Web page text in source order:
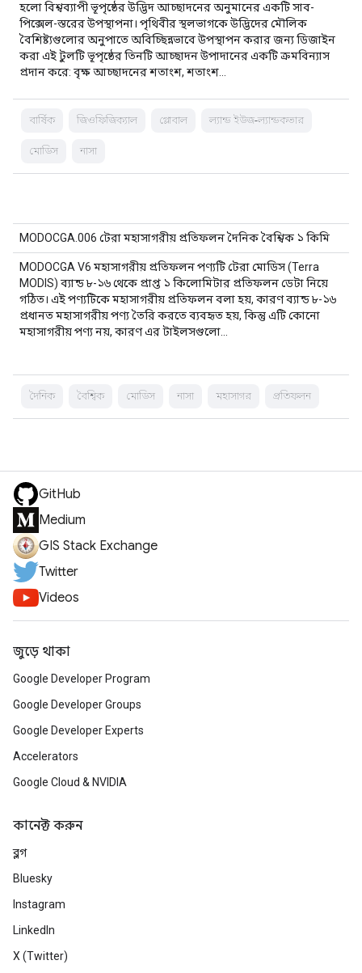
হলো বিশ্বব্যাপী ভূপৃষ্ঠের উদ্ভিদ আচ্ছাদনের অনুমানের একটি সাব-
পিক্সেল-স্তরের উপস্থাপনা। পৃথিবীর স্থলভাগকে উদ্ভিদের মৌলিক
বৈশিষ্ট্যগুলোর অনুপাতে অবিচ্ছিন্নভাবে উপস্থাপন করার জন্য ডিজাইন
করা এই টুলটি ভূপৃষ্ঠের তিনটি আচ্ছাদন উপাদানের একটি ক্রমবিন্যাস
প্রদান করে: বৃক্ষ আচ্ছাদনের শতাংশ, শতাংশ…
বার্ষিক জিওফিজিক্যাল গ্লোবাল ল্যান্ড ইউজ-ল্যান্ডকভার
মোডিস নাসা
MODOCGA.006 টেরা মহাসাগরীয় প্রতিফলন দৈনিক বৈশ্বিক ১ কিমি
MODOCGA V6 মহাসাগরীয় প্রতিফলন পণ্যটি টেরা মোডিস (Terra
MODIS) ব্যান্ড ৮-১৬ থেকে প্রাপ্ত ১ কিলোমিটার প্রতিফলন ডেটা নিয়ে
গঠিত। এই পণ্যটিকে মহাসাগরীয় প্রতিফলন বলা হয়, কারণ ব্যান্ড ৮-১৬
প্রধানত মহাসাগরীয় পণ্য তৈরি করতে ব্যবহৃত হয়, কিন্তু এটি কোনো
মহাসাগরীয় পণ্য নয়, কারণ এর টাইলসগুলো…
দৈনিক বৈশ্বিক মোডিস নাসা মহাসাগর প্রতিফলন
GitHub
Medium
GIS Stack Exchange
Twitter
Videos
জুড়ে থাকা
Google Developer Program
Google Developer Groups
Google Developer Experts
Accelerators
Google Cloud & NVIDIA
কানেক্ট করুন
ব্লগ
Bluesky
Instagram
LinkedIn
X (Twitter)